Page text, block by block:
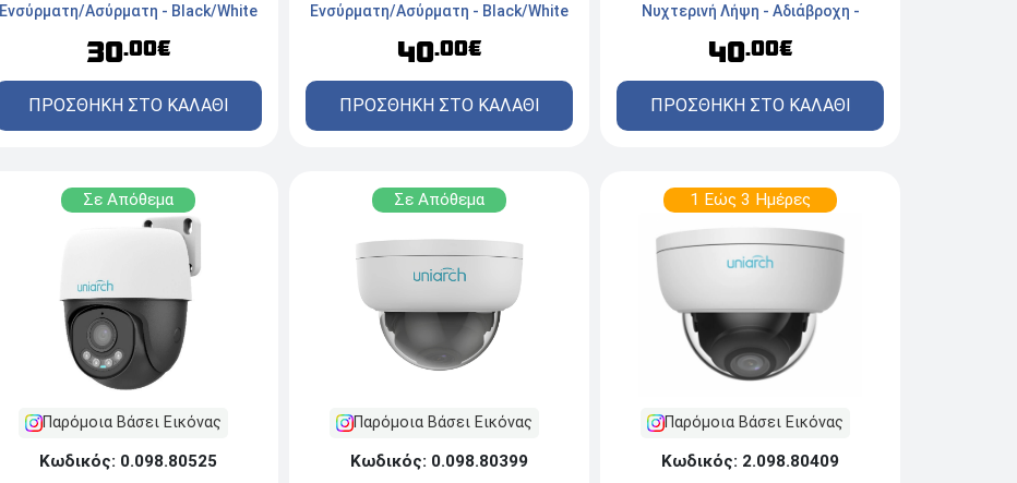
Ενσύρματη/Ασύρματη - Black/White
30.00€
ΠΡΟΣΘΗΚΗ ΣΤΟ ΚΑΛΑΘΙ
Ενσύρματη/Ασύρματη - Black/White
40.00€
ΠΡΟΣΘΗΚΗ ΣΤΟ ΚΑΛΑΘΙ
Νυχτερινή Λήψη - Αδιάβροχη -
40.00€
ΠΡΟΣΘΗΚΗ ΣΤΟ ΚΑΛΑΘΙ
Σε Απόθεμα
Παρόμοια Βάσει Εικόνας
Κωδικός: 0.098.80525
Σε Απόθεμα
Παρόμοια Βάσει Εικόνας
Κωδικός: 0.098.80399
1 Εώς 3 Ημέρες
Παρόμοια Βάσει Εικόνας
Κωδικός: 2.098.80409